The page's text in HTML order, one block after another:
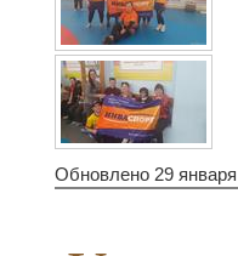
Обновлено 29